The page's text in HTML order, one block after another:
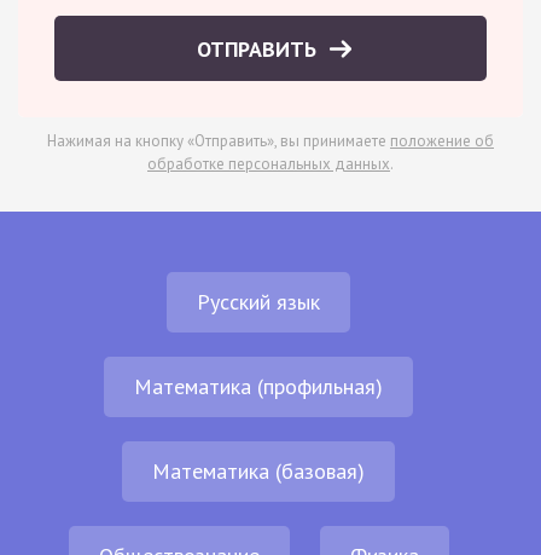
ОТПРАВИТЬ
Нажимая на кнопку «Отправить», вы принимаете положение об
обработке персональных данных.
Русский язык
Математика (профильная)
Математика (базовая)